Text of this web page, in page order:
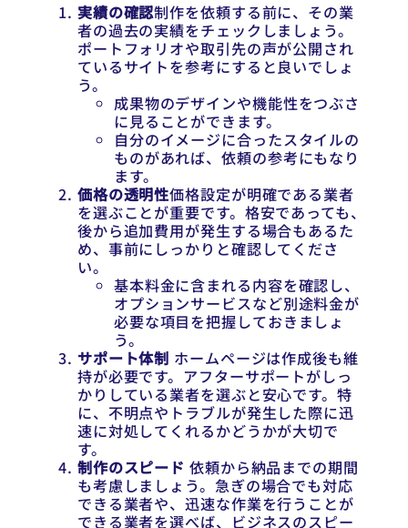
実績の確認制作を依頼する前に、その業
者の過去の実績をチェックしましょう。
ポートフォリオや取引先の声が公開され
ているサイトを参考にすると良いでしょ
う。
成果物のデザインや機能性をつぶさ
に見ることができます。
自分のイメージに合ったスタイルの
ものがあれば、依頼の参考にもなり
ます。
価格の透明性価格設定が明確である業者
を選ぶことが重要です。格安であっても、
後から追加費用が発生する場合もあるた
め、事前にしっかりと確認してくださ
い。
基本料金に含まれる内容を確認し、
オプションサービスなど別途料金が
必要な項目を把握しておきましょ
う。
サポート体制 ホームページは作成後も維
持が必要です。アフターサポートがしっ
かりしている業者を選ぶと安心です。特
に、不明点やトラブルが発生した際に迅
速に対処してくれるかどうかが大切で
す。
制作のスピード 依頼から納品までの期間
も考慮しましょう。急ぎの場合でも対応
できる業者や、迅速な作業を行うことが
できる業者を選べば、ビジネスのスピー